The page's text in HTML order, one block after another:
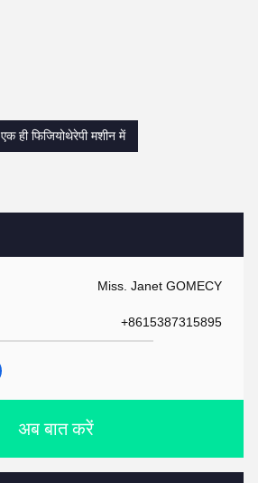
Miss. Janet GOMECY
+8615387315895
अब बात करें
एक ही फिजियोथेरेपी मशीन में